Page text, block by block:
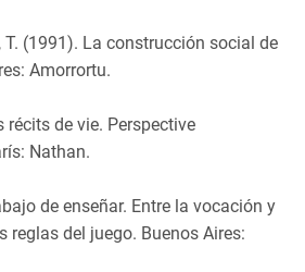
T. (1991). La construcción social de
Amorrortu.
récits de vie. Perspective
Nathan.
de enseñar. Entre la vocación y
reglas del juego. Buenos Aires: